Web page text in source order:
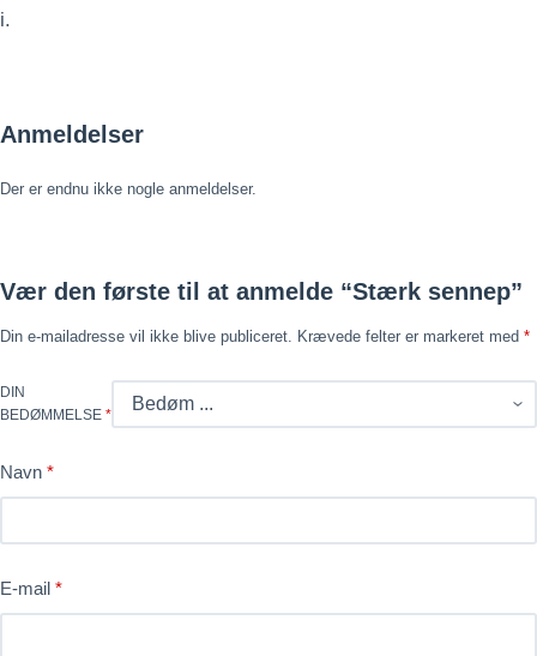
i.
Anmeldelser
Der er endnu ikke nogle anmeldelser.
Vær den første til at anmelde “Stærk sennep”
Din e-mailadresse vil ikke blive publiceret. Krævede felter er markeret med *
DIN
BEDØMMELSE *
Navn *
E-mail *